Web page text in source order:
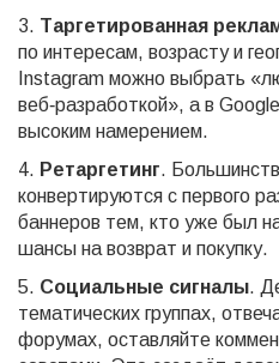
3. Таргетированная
по интересам, возрасту и
Instagram можно выбрать
веб‑разработкой», а в
высоким намерением.
4. Ретаргетинг.
конвертируются с первого
баннеров тем, кто уже был
шансы на возврат и покупку.
5. Социальные сигналы.
тематических группах,
форумах, оставляйте